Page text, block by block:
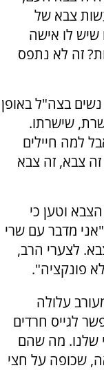
צבא של
שיש לו אישה
זה לא נתפס
בצה"ל באופן
שישרתו.
למה חיילים
זה צבא, זה צבא
וטען כי
מדבר עם שרי
לצערי הרב,
פונקציה".
עלולה
לגייס חרדים
שלנו. מה שהם
שכופה על חצי